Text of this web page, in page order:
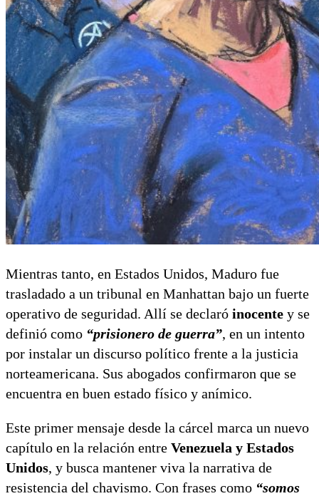
Mientras tanto, en Estados Unidos, Maduro fue
trasladado a un tribunal en Manhattan bajo un fuerte
operativo de seguridad. Allí se declaró inocente y se
definió como “prisionero de guerra”, en un intento
por instalar un discurso político frente a la justicia
norteamericana. Sus abogados confirmaron que se
encuentra en buen estado físico y anímico.
Este primer mensaje desde la cárcel marca un nuevo
capítulo en la relación entre Venezuela y Estados
Unidos, y busca mantener viva la narrativa de
resistencia del chavismo. Con frases como “somos